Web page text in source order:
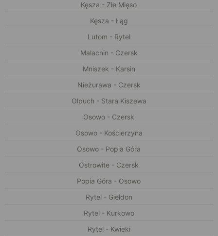
Kęsza - Złe Mięso
Kęsza - Łąg
Lutom - Rytel
Malachin - Czersk
Mniszek - Karsin
Nieżurawa - Czersk
Olpuch - Stara Kiszewa
Osowo - Czersk
Osowo - Kościerzyna
Osowo - Popia Góra
Ostrowite - Czersk
Popia Góra - Osowo
Rytel - Giełdon
Rytel - Kurkowo
Rytel - Kwieki